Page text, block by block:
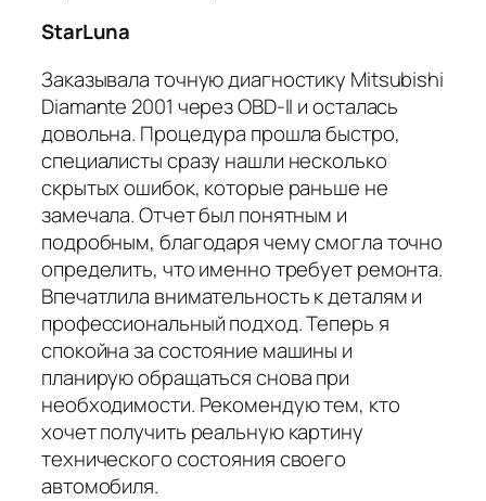
StarLuna
Заказывала точную диагностику Mitsubishi
Diamante 2001 через OBD-II и осталась
довольна. Процедура прошла быстро,
специалисты сразу нашли несколько
скрытых ошибок, которые раньше не
замечала. Отчет был понятным и
подробным, благодаря чему смогла точно
определить, что именно требует ремонта.
Впечатлила внимательность к деталям и
профессиональный подход. Теперь я
спокойна за состояние машины и
планирую обращаться снова при
необходимости. Рекомендую тем, кто
хочет получить реальную картину
технического состояния своего
автомобиля.